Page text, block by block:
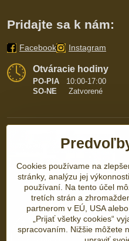
Pridajte sa k nám:
Facebook Instagram
Otváracie hodiny
PO-PIA
10:00-17:00
SO-NE Zatvorené
Cookies používame na
stránky, analýzu jej
používaní. Na tento účel
tretích strán a
partnerom v EÚ, USA
„Prijať všetky cookies“
spracovaním. Nižšie môžete